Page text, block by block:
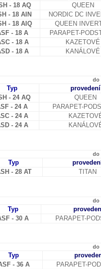
- 18 AQ QUEEN
- 18 AIN NORDIC DC
- 18 AIQ QUEEN
- 18 A PARAPET-
- 18 A KAZETOVÉ
- 18 A KANÁLOVÉ
do
Typ provedení
- 24 AQ QUEEN
- 24 A PARAPET-
- 24 A
- 24 A
do
Typ
- 28 AT TITAN
do
Typ
- 30 A PARAPET-
do
Typ
- 36 A PARAPET-